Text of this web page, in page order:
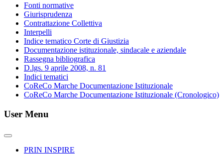
Fonti normative
Giurisprudenza
Contrattazione Collettiva
Interpelli
Indice tematico Corte di Giustizia
Documentazione istituzionale, sindacale e aziendale
Rassegna bibliografica
D.lgs. 9 aprile 2008, n. 81
Indici tematici
CoReCo Marche Documentazione Istituzionale
CoReCo Marche Documentazione Istituzionale (Cronologico)
User Menu
PRIN INSPIRE